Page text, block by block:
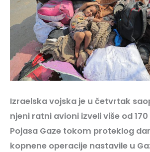
Izraelska vojska je u četvrtak
njeni ratni avioni izveli više od
Pojasa Gaze tokom proteklog
kopnene operacije nastavile u